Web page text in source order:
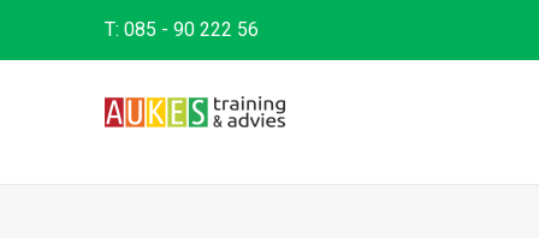
T: 085 - 90 222 56